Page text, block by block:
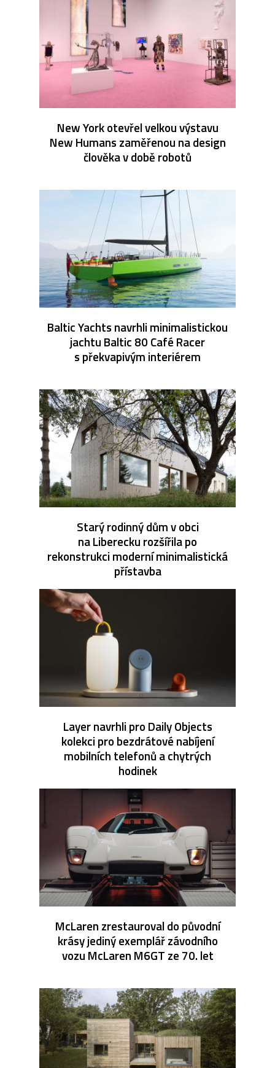
New York otevřel velkou výstavu
New Humans zaměřenou na design
člověka v době robotů
Baltic Yachts navrhli minimalistickou
jachtu Baltic 80 Café Racer
s překvapivým interiérem
Starý rodinný dům v obci
na Liberecku rozšířila po
rekonstrukci moderní minimalistická
přístavba
Layer navrhli pro Daily Objects
kolekci pro bezdrátové nabíjení
mobilních telefonů a chytrých
hodinek
McLaren zrestauroval do původní
krásy jediný exemplář závodního
vozu McLaren M6GT ze 70. let